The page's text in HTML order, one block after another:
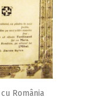
România